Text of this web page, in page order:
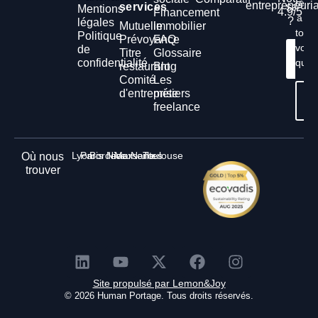
Mentions
légales
Politique
de
confidentialité
services
Mutuelle
Prévoyance
Titre
restaurant
Comité
d'entreprise
Financement
immobilier
FAQ
Glossaire
Blog
Les
métiers
freelance
4.9/5
? à
vos
Où nous
trouver
Lyon
Paris
Bordeaux
Nice
Marseille
Nantes
Toulouse
© 2026 Human Portage. Tous droits réservés.
Site propulsé par Lemon&Joy